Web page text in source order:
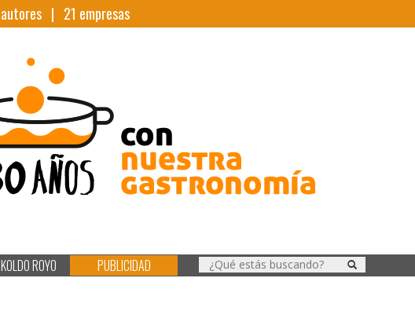
autores | 21 empresas
KOLDO ROYO PUBLICIDAD